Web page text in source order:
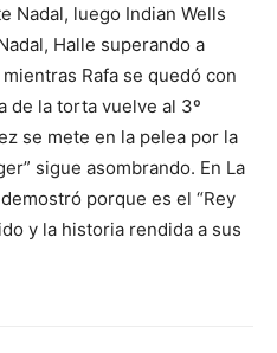
Nadal, luego Indian Wells
Halle superando a
Rafa se quedó con
de la torta vuelve al 3º
se mete en la pelea por la
sigue asombrando. En La
porque es el “Rey
y la historia rendida a sus